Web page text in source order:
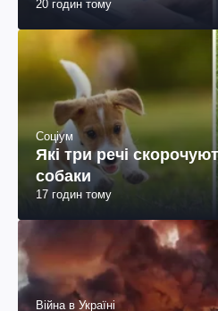
20 годин тому
Соціум
Які три речі
собаки
17 годин тому
Війна в Україні